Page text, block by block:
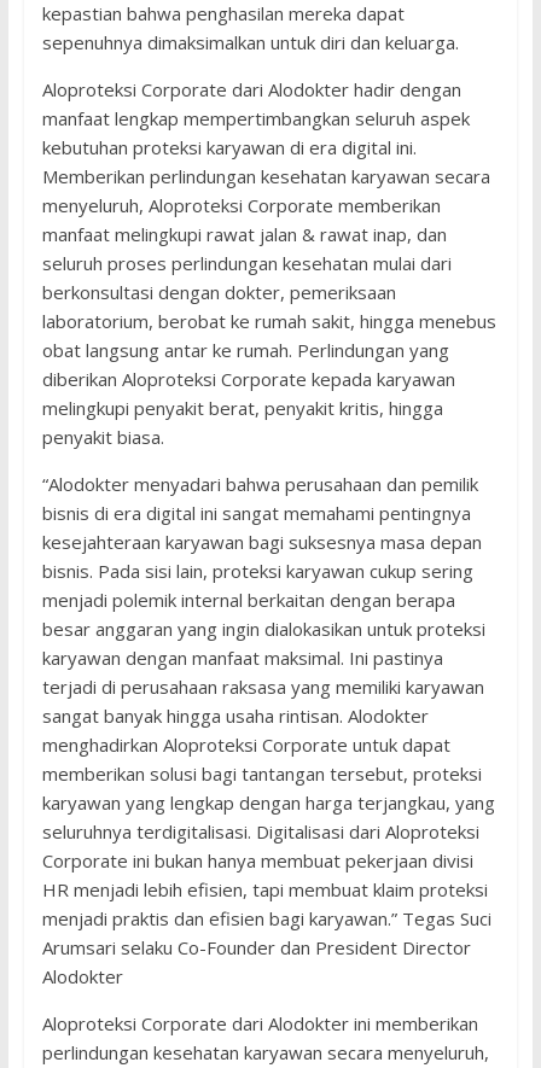
kepastian bahwa penghasilan mereka dapat
sepenuhnya dimaksimalkan untuk diri dan keluarga.
Aloproteksi Corporate dari Alodokter hadir dengan
manfaat lengkap mempertimbangkan seluruh aspek
kebutuhan proteksi karyawan di era digital ini.
Memberikan perlindungan kesehatan karyawan secara
menyeluruh, Aloproteksi Corporate memberikan
manfaat melingkupi rawat jalan & rawat inap, dan
seluruh proses perlindungan kesehatan mulai dari
berkonsultasi dengan dokter, pemeriksaan
laboratorium, berobat ke rumah sakit, hingga menebus
obat langsung antar ke rumah. Perlindungan yang
diberikan Aloproteksi Corporate kepada karyawan
melingkupi penyakit berat, penyakit kritis, hingga
penyakit biasa.
“Alodokter menyadari bahwa perusahaan dan pemilik
bisnis di era digital ini sangat memahami pentingnya
kesejahteraan karyawan bagi suksesnya masa depan
bisnis. Pada sisi lain, proteksi karyawan cukup sering
menjadi polemik internal berkaitan dengan berapa
besar anggaran yang ingin dialokasikan untuk proteksi
karyawan dengan manfaat maksimal. Ini pastinya
terjadi di perusahaan raksasa yang memiliki karyawan
sangat banyak hingga usaha rintisan. Alodokter
menghadirkan Aloproteksi Corporate untuk dapat
memberikan solusi bagi tantangan tersebut, proteksi
karyawan yang lengkap dengan harga terjangkau, yang
seluruhnya terdigitalisasi. Digitalisasi dari Aloproteksi
Corporate ini bukan hanya membuat pekerjaan divisi
HR menjadi lebih efisien, tapi membuat klaim proteksi
menjadi praktis dan efisien bagi karyawan.” Tegas Suci
Arumsari selaku Co-Founder dan President Director
Alodokter
Aloproteksi Corporate dari Alodokter ini memberikan
perlindungan kesehatan karyawan secara menyeluruh,